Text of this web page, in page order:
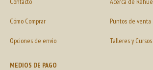
Cómo Comprar Puntos de venta
Opciones de envio Talleres y Cursos
MEDIOS DE PAGO